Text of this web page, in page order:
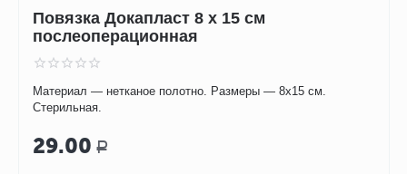
Повязка Докапласт 8 х 15 см
послеоперационная
Материал — нетканое полотно. Размеры — 8х15 см.
Стерильная.
29.00 Р